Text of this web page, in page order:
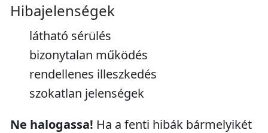
Hibajelenségek
látható sérülés
bizonytalan működés
rendellenes illeszkedés
szokatlan jelenségek
Ne halogassa! Ha a fenti hibák bármelyikét